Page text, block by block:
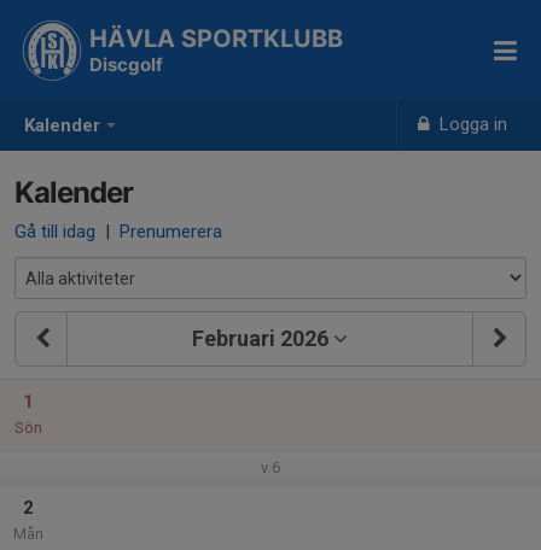
Kalender Logga in
HÄVLA SPORTKLUBB
Discgolf
Kalender
Gå till idag | Prenumerera
Februari 2026
1
Sön
v.6
2
Mån